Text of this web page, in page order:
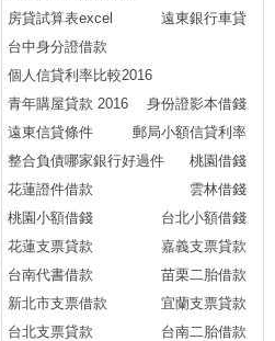
房貸試算表excel
遠東銀行車貸
台中身分證借款
個人信貸利率比較2016
青年購屋貸款 2016
身份證影本借錢
遠東信貸條件
郵局小額信貸利率
整合負債哪家銀行好過件
桃園借錢
花蓮證件借款
雲林借錢
桃園小額借錢
台北小額借錢
花蓮支票貸款
嘉義支票貸款
台南代書借款
苗栗二胎借款
新北市支票借款
宜蘭支票貸款
台北支票貸款
台南二胎借款